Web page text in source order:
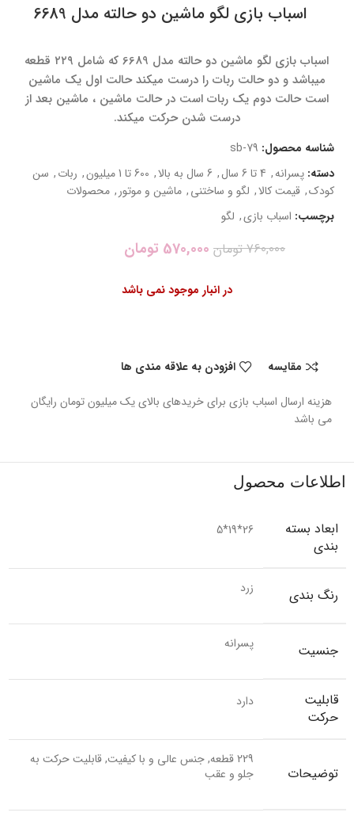
اسباب بازی لگو ماشین دو حالته مدل 6689
اسباب بازی لگو ماشین دو حالته مدل 6689 که شامل ۲۲۹ قطعه
میباشد و دو حالت ربات را درست میکند حالت اول یک ماشین
است حالت دوم یک ربات است در حالت ماشین ، ماشین بعد از
درست شدن حرکت میکند.
شناسه محصول: sb-79
دسته: پسرانه, 4 تا 6 سال , 6 سال به بالا , 600 تا 1 میلیون , ربات, سن
کودک, قیمت کالا, لگو و ساختنی, ماشین و موتور, محصولات
برچسب: اسباب بازی, لگو
760,000 تومان 570,000 تومان
در انبار موجود نمی باشد
مقایسه افزودن به علاقه مندی ها
هزینه ارسال اسباب بازی برای خریدهای بالای یک میلیون تومان رایگان
می باشد
اطلاعات محصول
ابعاد بسته
بندی
26*19*5
رنگ بندی زرد
جنسیت پسرانه
قابلیت
حرکت
دارد
توضیحات
229 قطعه, جنس عالی و با کیفیت, قابلیت حرکت به
جلو و عقب